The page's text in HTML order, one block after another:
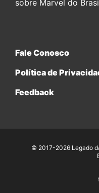
sobre Marvel do
Fale Conosco
Política de
Feedback
© 2017-2026 Legado